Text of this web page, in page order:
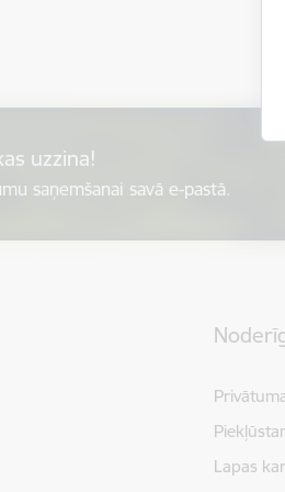
uzzina!
saņemšanai savā e-pastā.
Lapas